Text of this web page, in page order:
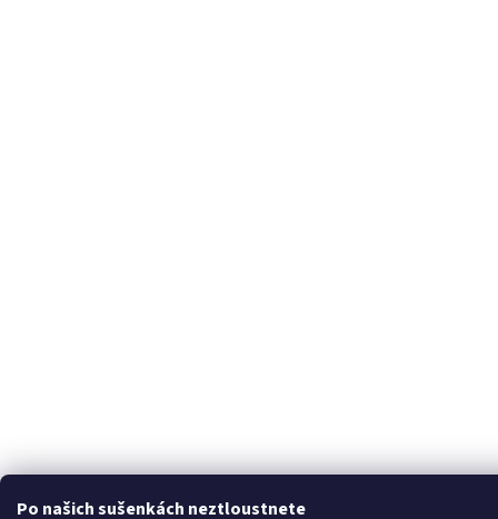
Po našich sušenkách neztloustnete